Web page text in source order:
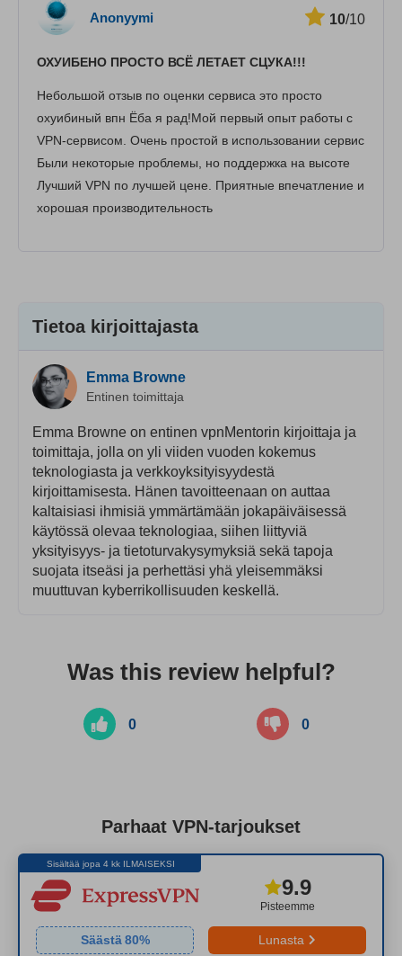
Anonyymi 10/10
ОХУИБЕНО ПРОСТО ВСЁ ЛЕТАЕТ СЦУКА!!!
Небольшой отзыв по оценки сервиса это просто
охуибиный впн Ёба я рад!Мой первый опыт работы с
VPN-сервисом. Очень простой в использовании сервис
Были некоторые проблемы, но поддержка на высоте
Лучший VPN по лучшей цене. Приятные впечатление и
хорошая производительность
Tietoa kirjoittajasta
Emma Browne
Entinen toimittaja
Emma Browne on entinen vpnMentorin kirjoittaja ja
toimittaja, jolla on yli viiden vuoden kokemus
teknologiasta ja verkkoyksityisyydestä
kirjoittamisesta. Hänen tavoitteenaan on auttaa
kaltaisiasi ihmisiä ymmärtämään jokapäiväisessä
käytössä olevaa teknologiaa, siihen liittyviä
yksityisyys- ja tietoturvakysymyksiä sekä tapoja
suojata itseäsi ja perhettäsi yhä yleisemmäksi
muuttuvan kyberrikollisuuden keskellä.
Was this review helpful?
0 0
Parhaat VPN-tarjoukset
Sisältää jopa 4 kk ILMAISEKSI
Pisteemme
9.9
Säästä 80% Lunasta